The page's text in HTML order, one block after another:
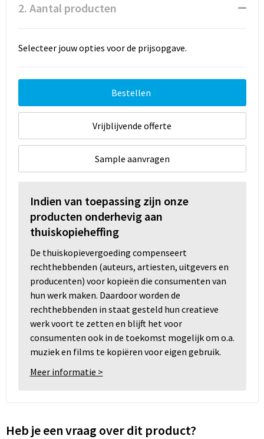
2. Aantal producten
Selecteer jouw opties voor de prijsopgave.
Bestellen
Vrijblijvende offerte
Sample aanvragen
Indien van toepassing zijn onze
producten onderhevig aan
thuiskopieheffing
De thuiskopievergoeding compenseert
rechthebbenden (auteurs, artiesten, uitgevers en
producenten) voor kopieën die consumenten van
hun werk maken. Daardoor worden de
rechthebbenden in staat gesteld hun creatieve
werk voort te zetten en blijft het voor
consumenten ook in de toekomst mogelijk om o.a.
muziek en films te kopiëren voor eigen gebruik.
Meer informatie >
Heb je een vraag over dit product?